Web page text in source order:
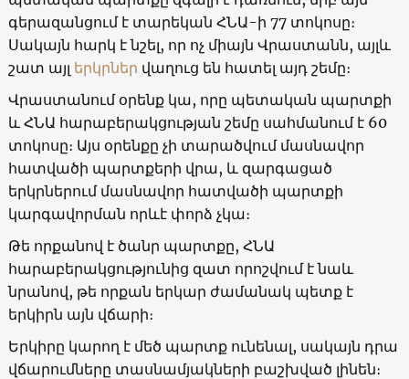
գերազանցում է տարեկան ՀՆԱ-ի 77 տոկոսը։
Սակայն հարկ է նշել, որ ոչ միայն Վրաստանն, այլև
շատ այլ երկրներ վաղուց են հատել այդ շեմը։
Վրաստանում օրենք կա, որը պետական պարտքի
և ՀՆԱ հարաբերակցության շեմը սահմանում է 60
տոկոսը։ Այս օրենքը չի տարածվում մասնավոր
հատվածի պարտքերի վրա, և զարգացած
երկրներում մասնավոր հատվածի պարտքի
կարգավորման որևէ փորձ չկա։
Թե որքանով է ծանր պարտքը, ՀՆԱ
հարաբերակցությունից զատ որոշվում է նաև
նրանով, թե որքան երկար ժամանակ պետք է
երկիրն այն վճարի։
Երկիրը կարող է մեծ պարտք ունենալ, սակայն դրա
վճարումները տասնամյակների բաշխված լինեն։